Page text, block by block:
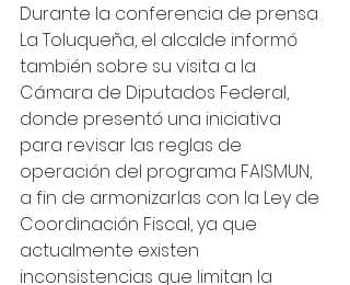
Durante la conferencia de prensa
La Toluqueña, el alcalde informó
también sobre su visita a la
Cámara de Diputados Federal,
donde presentó una iniciativa
para revisar las reglas de
operación del programa FAISMUN,
a fin de armonizarlas con la Ley de
Coordinación Fiscal, ya que
actualmente existen
inconsistencias que limitan la